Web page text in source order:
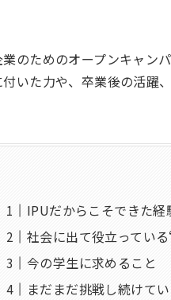
のためのオープンキャン
いた力や、卒業後の活躍
IPUだからこそできた経
社会に出て役立ってい
今の学生に求めること
まだまだ挑戦し続けて